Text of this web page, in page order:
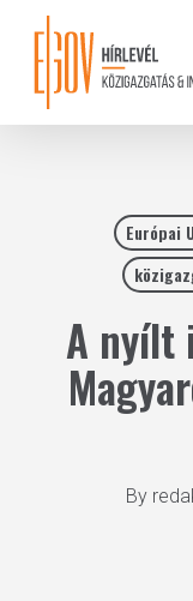
content
Európai
A nyílt
By